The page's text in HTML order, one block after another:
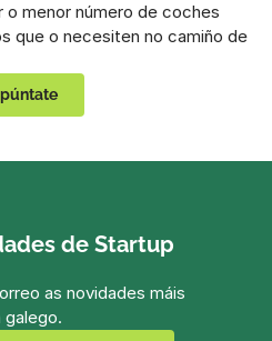
o menor número de coches
que o necesiten no camiño de
de Startup
as novidades máis